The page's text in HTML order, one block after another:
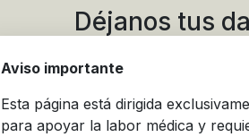
Déjanos tus
Aviso importante
Esta página está dirigida
para apoyar la labor médica y